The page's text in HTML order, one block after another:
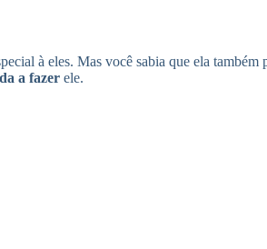
à eles. Mas você sabia que ela também
a fazer ele.